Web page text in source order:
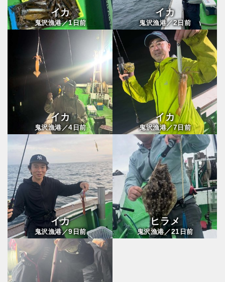
イカ
鬼沢漁港／1日前
イカ
鬼沢漁港／2日前
イカ
鬼沢漁港／4日前
イカ
鬼沢漁港／7日前
イカ
鬼沢漁港／9 日前
ヒラメ
鬼沢漁港／21 日前